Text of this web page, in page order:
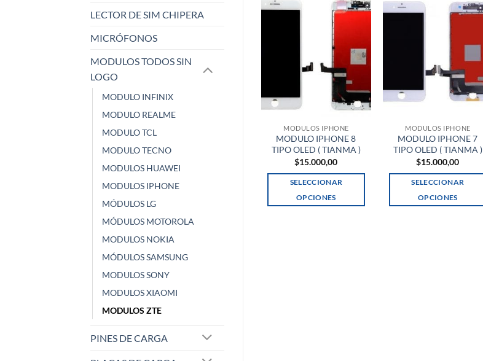
LECTOR DE SIM CHIPERA
MICRÓFONOS
MODULOS TODOS SIN
LOGO
MODULO INFINIX
MODULO REALME
MODULO TCL
MODULO TECNO
MODULOS HUAWEI
MODULOS IPHONE
MÓDULOS LG
MÓDULOS MOTOROLA
MODULOS NOKIA
MÓDULOS SAMSUNG
MODULOS SONY
MODULOS XIAOMI
MODULOS ZTE
PINES DE CARGA
MODULOS IPHONE
MODULO IPHONE 8
TIPO OLED ( TIANMA )
$15.000,00
SELECCIONAR
OPCIONES
MODULOS IPHONE
MODULO IPHONE 7
TIPO OLED ( TIANMA )
$15.000,00
SELECCIONAR
OPCIONES
MODULO MOTOROLA
G8 POWER NEGRO
MODULO MOTOROLA
G8 PLUS NEGRO
AÑADIR AL